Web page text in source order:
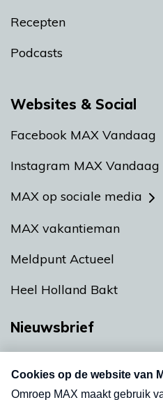
Recepten
Podcasts
Websites & Social
Facebook MAX Vandaag
Instagram MAX Vandaag
MAX op sociale media
MAX vakantieman
Meldpunt Actueel
Heel Holland Bakt
Nieuwsbrief
nieuwsbrief. Elke vrijdag-
uw mailbox.